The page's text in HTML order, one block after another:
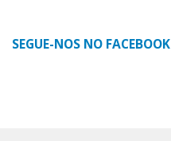
SEGUE-NOS NO FACEBOOK